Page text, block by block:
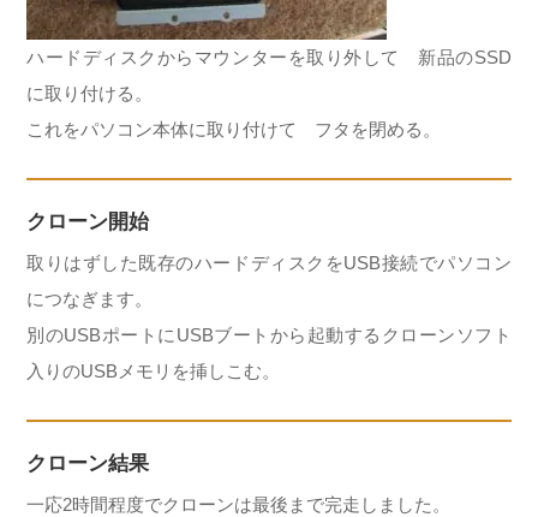
ハードディスクからマウンターを取り外して 新品のSSD
に取り付ける。
これをパソコン本体に取り付けて フタを閉める。
クローン開始
取りはずした既存のハードディスクをUSB接続でパソコン
につなぎます。
別のUSBポートにUSBブートから起動するクローンソフト
入りのUSBメモリを挿しこむ。
クローン結果
一応2時間程度でクローンは最後まで完走しました。